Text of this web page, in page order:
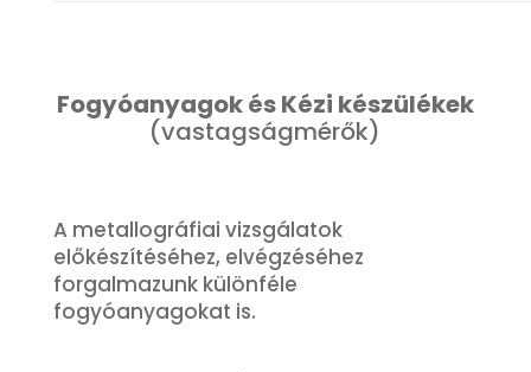
Fogyóanyagok és Kézi készülékek
(vastagságmérők)
A metallográfiai vizsgálatok
előkészítéséhez, elvégzéséhez
forgalmazunk különféle
fogyóanyagokat is.